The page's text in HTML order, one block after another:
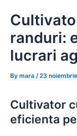
randuri:
lucrari
By mara /23
Cultivator
eficienta